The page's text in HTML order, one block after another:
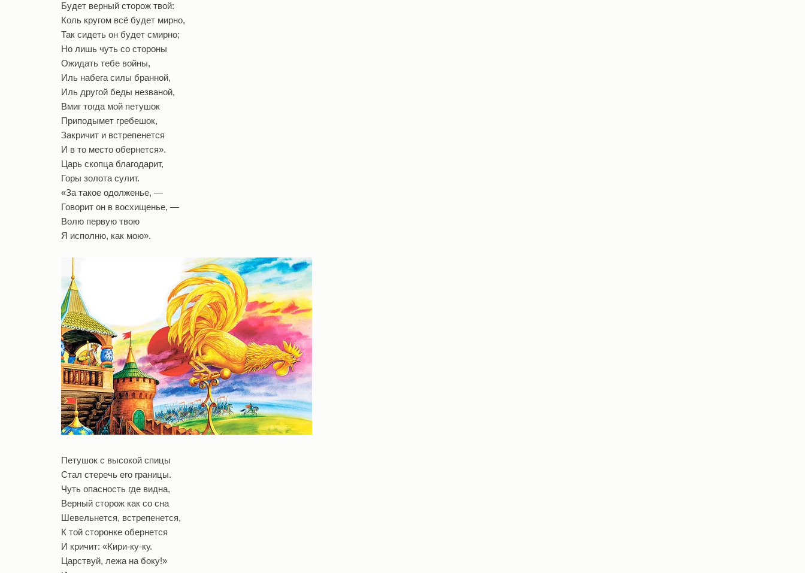
Будет верный сторож твой:
Коль кругом всё будет мирно,
Так сидеть он будет смирно;
Но лишь чуть со стороны
Ожидать тебе войны,
Иль набега силы бранной,
Иль другой беды незваной,
Вмиг тогда мой петушок
Приподымет гребешок,
Закричит и встрепенется
И в то место обернется».
Царь скопца благодарит,
Горы золота сулит.
«За такое одолженье, —
Говорит он в восхищенье, —
Волю первую твою
Я исполню, как мою».
Петушок с высокой спицы
Стал стеречь его границы.
Чуть опасность где видна,
Верный сторож как со сна
Шевельнется, встрепенется,
К той сторонке обернется
И кричит: «Кири-ку-ку.
Царствуй, лежа на боку!»